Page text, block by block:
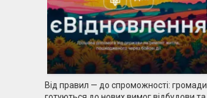
Від правил — до спроможності: громади